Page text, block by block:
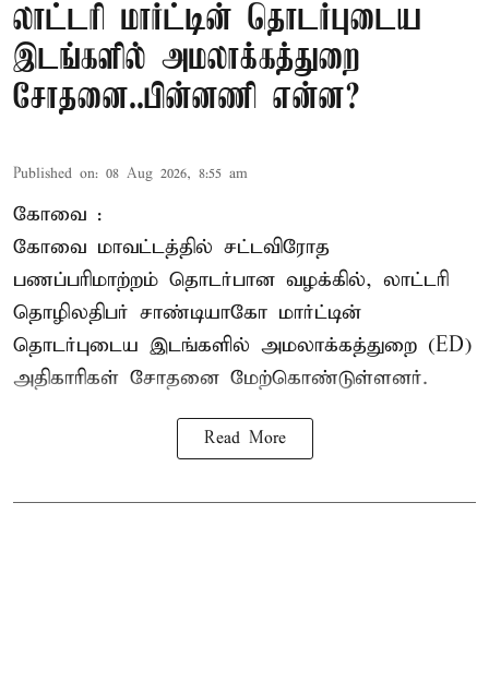
லாட்டரி மார்ட்டின் தொடர்புடைய
இடங்களில் அமலாக்கத்துறை
சோதனை..பின்னணி என்ன?
Published on: 08 Aug 2026, 8:55 am
கோவை :
கோவை மாவட்டத்தில் சட்டவிரோத
பணப்பரிமாற்றம் தொடர்பான வழக்கில், லாட்டரி
தொழிலதிபர் சாண்டியாகோ மார்ட்டின்
தொடர்புடைய இடங்களில் அமலாக்கத்துறை (ED)
அதிகாரிகள் சோதனை மேற்கொண்டுள்ளனர்.
Read More